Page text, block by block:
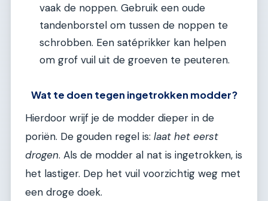
vaak de noppen. Gebruik een oude
tandenborstel om tussen de noppen te
schrobben. Een satéprikker kan helpen
om grof vuil uit de groeven te peuteren.
Wat te doen tegen ingetrokken modder?
Hierdoor wrijf je de modder dieper in de
poriën. De gouden regel is: laat het eerst
drogen. Als de modder al nat is ingetrokken, is
het lastiger. Dep het vuil voorzichtig weg met
een droge doek.